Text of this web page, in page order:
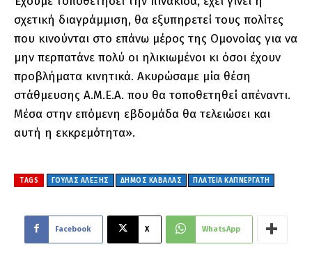
σχετική διαγράμμιση, θα εξυπηρετεί τους πολίτες
που κινούνται στο επάνω μέρος της Ομονοίας για να
μην περπατάνε πολύ οι ηλικιωμένοι κι όσοι έχουν
προβλήματα κινητικά. Ακυρώσαμε μία θέση
στάθμευσης Α.Μ.Ε.Α. που θα τοποθετηθεί απέναντι.
Μέσα στην επόμενη εβδομάδα θα τελειώσει και
αυτή η εκκρεμότητα».
TAGS ΓΟΥΛΑΣ ΑΛΕΞΗΣ ΔΗΜΟΣ ΚΑΒΑΛΑΣ ΠΛΑΤΕΊΑ ΚΑΠΝΕΡΓΆΤΗ
Facebook X WhatsApp